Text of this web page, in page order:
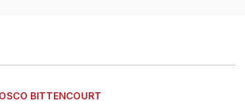
BITTENCOURT